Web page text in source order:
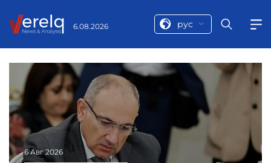
6.08.2026 рус
6 Авг 2026